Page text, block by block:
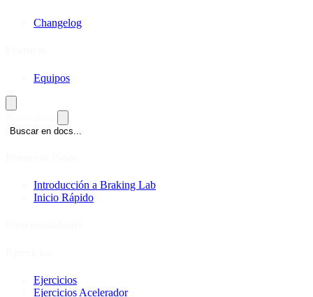
Changelog
Equipos
Buscar en docs...
Introducción a Braking Lab
Inicio Rápido
Ejercicios
Ejercicios Acelerador